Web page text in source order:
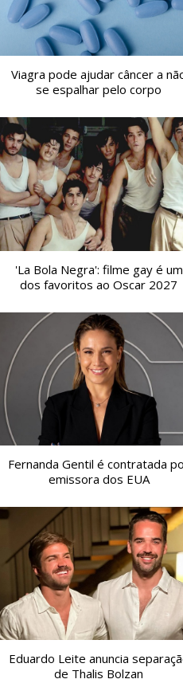
Viagra pode ajudar câncer a
se espalhar pelo corpo
'La Bola Negra': filme gay é um
dos favoritos ao Oscar 2027
Fernanda Gentil é contratada
emissora dos EUA
Eduardo Leite anuncia
de Thalis Bolzan